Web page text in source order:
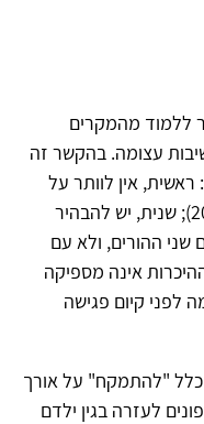
ללמוד מהמקרים
עצומה. בהקשר זה
אין לוותר על
פגישת היכרות בת 90 דקות (דויד, 2010); שנית, יש להבהיר
ההורים, ולא עם
אינה מספיקה
לפני קיום פגישה
כלל "להתמקח" על אורך
לעזרה בגין ילדם